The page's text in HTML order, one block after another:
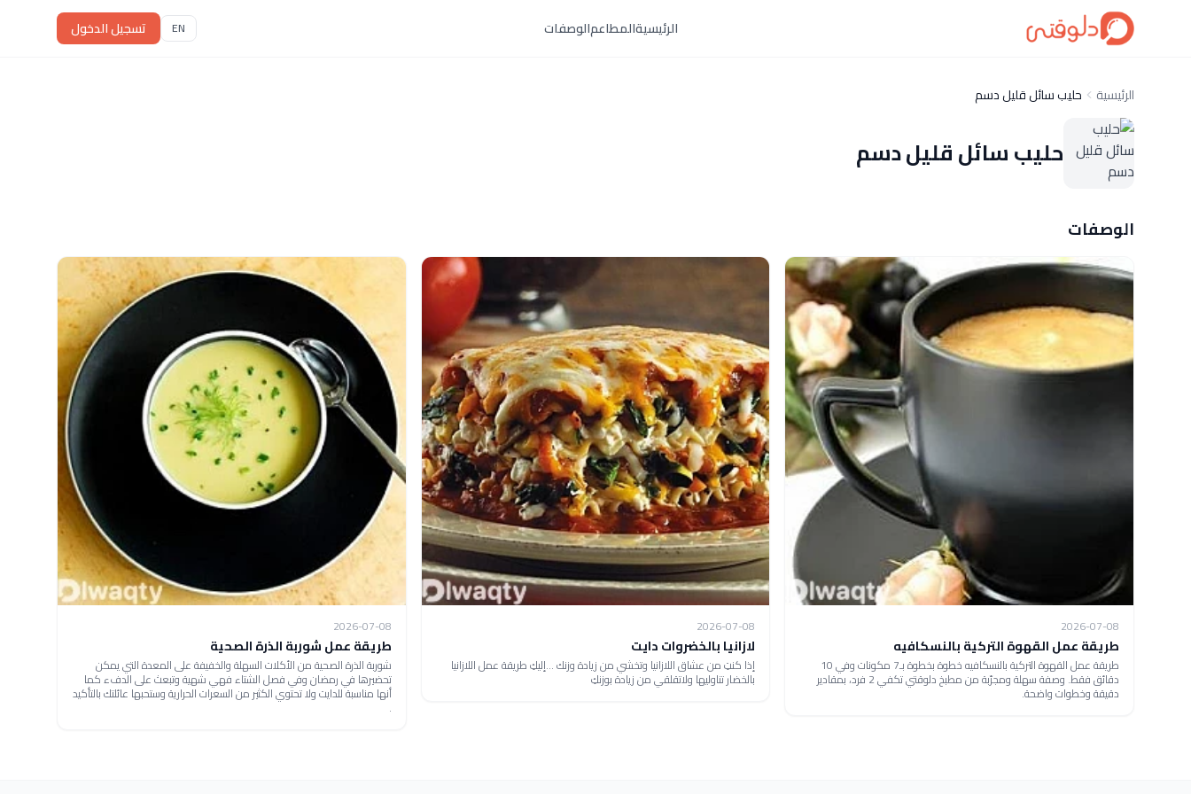
الرئيسيةالمطاعمالوصفات EN تسجيل الدخول
الرئيسية حليب سائل قليل دسم
حليب سائل قليل دسم
الوصفات
2026-07-08
طريقة عمل القهوة التركية بالنسكافيه
طريقة عمل القهوة التركية بالنسكافيه خطوة بخطوة بـ7 مكونات وفي 10
دقائق فقط. وصفة سهلة ومجرّبة من مطبخ دلوقتي تكفي 2 فرد، بمقادير
دقيقة وخطوات واضحة.
2026-07-08
لازانيا بالخضروات دايت
إذا كنتِ من عشاق اللازانيا وتخشي من زيادة وزنك ...إليكِ طريقة عمل اللازانيا
بالخضار تناوليها ولاتقلقي من زيادة بوزنكِ
2026-07-08
طريقة عمل شوربة الذرة الصحية
شوربة الذرة الصحية من الأكلات السهلة والخفيفة على المعدة التي يمكن
تحضيرها في رمضان وفي فصل الشتاء فهي شهية وتبعث على الدفء كما
أنها مناسبة للدايت ولا تحتوي الكثير من السعرات الحرارية وستحبها عائلتك بالتأكيد
.